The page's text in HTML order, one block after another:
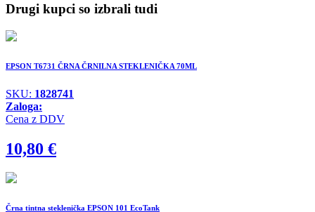
Drugi kupci so izbrali tudi
EPSON T6731 ČRNA ČRNILNA STEKLENIČKA 70ML
SKU: 1828741
Zaloga:
Cena z DDV
10,80 €
Črna tintna steklenička EPSON 101 EcoTank